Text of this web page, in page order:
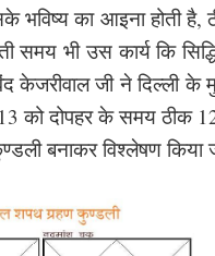
भविष्य का आइना होती है,
समय भी उस कार्य कि
केजरीवाल जी ने दिल्ली के
को दोपहर के समय ठीक
बनाकर विश्लेषण किया